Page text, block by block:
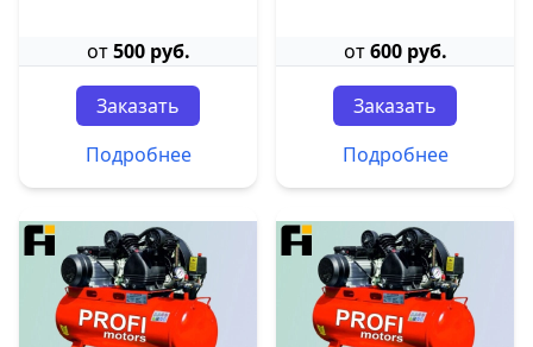
от500 руб.
Заказать
Подробнее
от600 руб.
Заказать
Подробнее